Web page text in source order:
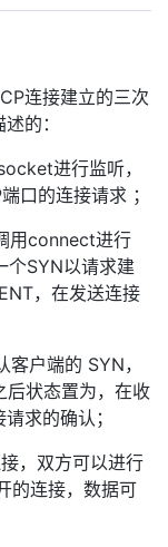
连接建立的三次
的：
进行监听，
口的连接请求 ；
用connect进行
SYN以请求建
，在发送连接
户端的 SYN，
后状态置为，在收
求的确认；
，双方可以进行
的连接，数据可